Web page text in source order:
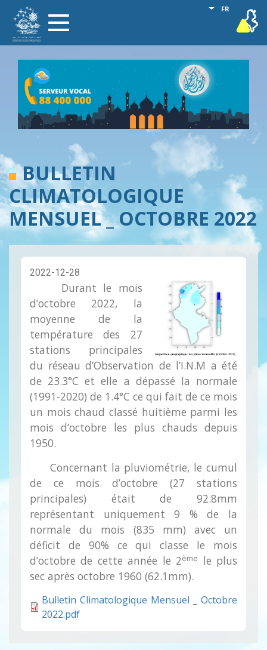
contenu
Toggle
navigation
FR
Lister les
vigilance
BULLETIN
CLIMATOLOGIQUE
MENSUEL _ OCTOBRE 2022
2022-12-28
Durant le mois
d’octobre 2022, la
moyenne de la
température des 27
stations principales
du réseau d’Observation de l’I.N.M a été
de 23.3°C et elle a dépassé la normale
(1991-2020) de 1.4°C ce qui fait de ce mois
un mois chaud classé huitième parmi les
mois d’octobre les plus chauds depuis
1950.
Concernant la pluviométrie, le cumul
de ce mois d’octobre (27 stations
principales) était de 92.8mm
représentant uniquement 9 % de la
normale du mois (835 mm) avec un
déficit de 90% ce qui classe le mois
d’octobre de cette année le 2ème
le plus
sec après octobre 1960 (62.1mm).
Bulletin Climatologique Mensuel _ Octobre
2022.pdf